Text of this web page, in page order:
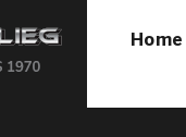
Home